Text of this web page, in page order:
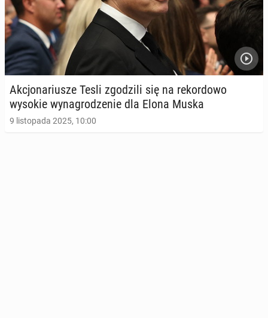
Ak­cjo­na­riu­sze Tesli zgo­dzi­li się na re­kor­do­wo
wysokie wy­na­gro­dze­nie dla Elona Muska
9 listopada 2025, 10:00